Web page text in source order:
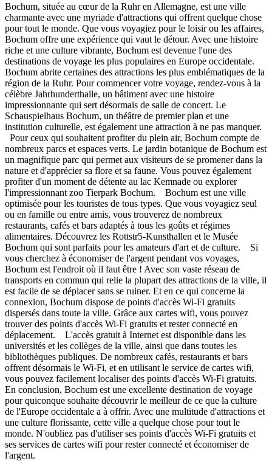
Bochum, située au cœur de la Ruhr en Allemagne, est une ville
charmante avec une myriade d'attractions qui offrent quelque chose
pour tout le monde. Que vous voyagiez pour le loisir ou les affaires,
Bochum offre une expérience qui vaut le détour. Avec une histoire
riche et une culture vibrante, Bochum est devenue l'une des
destinations de voyage les plus populaires en Europe occidentale.
Bochum abrite certaines des attractions les plus emblématiques de la
région de la Ruhr. Pour commencer votre voyage, rendez-vous à la
célèbre Jahrhunderthalle, un bâtiment avec une histoire
impressionnante qui sert désormais de salle de concert. Le
Schauspielhaus Bochum, un théâtre de premier plan et une
institution culturelle, est également une attraction à ne pas manquer.
Pour ceux qui souhaitent profiter du plein air, Bochum compte de
nombreux parcs et espaces verts. Le jardin botanique de Bochum est
un magnifique parc qui permet aux visiteurs de se promener dans la
nature et d'apprécier sa flore et sa faune. Vous pouvez également
profiter d'un moment de détente au lac Kemnade ou explorer
l'impressionnant zoo Tierpark Bochum. Bochum est une ville
optimisée pour les touristes de tous types. Que vous voyagiez seul
ou en famille ou entre amis, vous trouverez de nombreux
restaurants, cafés et bars adaptés à tous les goûts et régimes
alimentaires. Découvrez les Rottstr5-Kunsthallen et le Musée
Bochum qui sont parfaits pour les amateurs d'art et de culture. Si
vous cherchez à économiser de l'argent pendant vos voyages,
Bochum est l'endroit où il faut être ! Avec son vaste réseau de
transports en commun qui relie la plupart des attractions de la ville, il
est facile de se déplacer sans se ruiner. Et en ce qui concerne la
connexion, Bochum dispose de points d'accès Wi-Fi gratuits
dispersés dans toute la ville. Grâce aux cartes wifi, vous pouvez
trouver des points d'accès Wi-Fi gratuits et rester connecté en
déplacement. L'accès gratuit à Internet est disponible dans les
universités et les collèges de la ville, ainsi que dans toutes les
bibliothèques publiques. De nombreux cafés, restaurants et bars
offrent désormais le Wi-Fi, et en utilisant le service de cartes wifi,
vous pouvez facilement localiser des points d'accès Wi-Fi gratuits.
En conclusion, Bochum est une excellente destination de voyage
pour quiconque souhaite découvrir le meilleur de ce que la culture
de l'Europe occidentale a à offrir. Avec une multitude d'attractions et
une culture florissante, cette ville a quelque chose pour tout le
monde. N'oubliez pas d'utiliser ses points d'accès Wi-Fi gratuits et
ses services de cartes wifi pour rester connecté et économiser de
l'argent.